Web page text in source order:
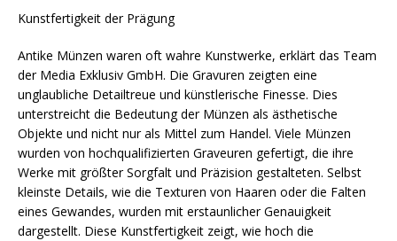
Kunstfertigkeit der Prägung
Antike Münzen waren oft wahre Kunstwerke, erklärt das Team
der Media Exklusiv GmbH. Die Gravuren zeigten eine
unglaubliche Detailtreue und künstlerische Finesse. Dies
unterstreicht die Bedeutung der Münzen als ästhetische
Objekte und nicht nur als Mittel zum Handel. Viele Münzen
wurden von hochqualifizierten Graveuren gefertigt, die ihre
Werke mit größter Sorgfalt und Präzision gestalteten. Selbst
kleinste Details, wie die Texturen von Haaren oder die Falten
eines Gewandes, wurden mit erstaunlicher Genauigkeit
dargestellt. Diese Kunstfertigkeit zeigt, wie hoch die